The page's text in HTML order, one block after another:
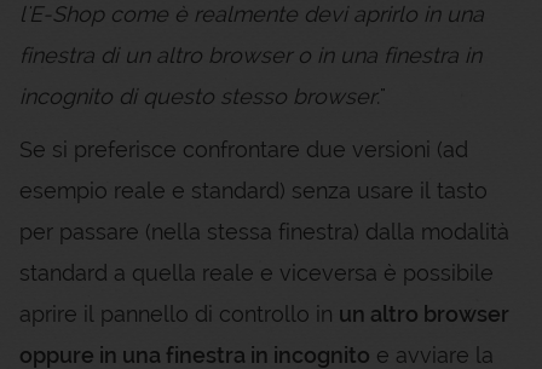
l'E-Shop come è realmente devi aprirlo in una
finestra di un altro browser o in una finestra in
incognito di questo stesso browser."
Se si preferisce confrontare due versioni (ad
esempio reale e standard) senza usare il tasto
per passare (nella stessa finestra) dalla modalità
standard a quella reale e viceversa è possibile
aprire il pannello di controllo in un altro browser
oppure in una finestra in incognito e avviare la